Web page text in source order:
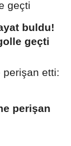
buldu!
geçti
perişan